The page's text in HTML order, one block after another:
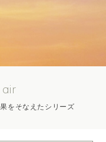
をそなえたシリーズ